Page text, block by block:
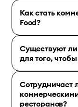
Как стать
Food?
Существуют
для того,
Сотрудничает
ресторанов?